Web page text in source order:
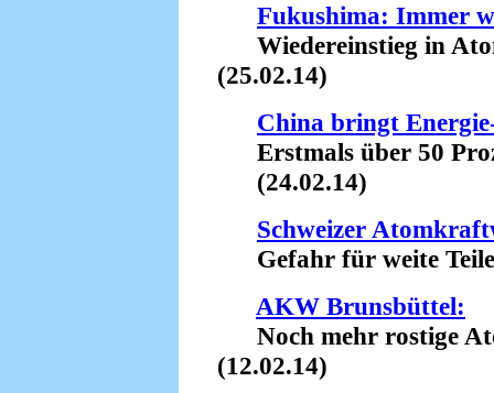
Fukushima: Immer
Wiedereinstieg in
(25.02.14)
China bringt
Erstmals über 50
(24.02.14)
Schweizer
Gefahr für weite Teile
AKW Brunsbüttel:
Noch mehr rostige
(12.02.14)